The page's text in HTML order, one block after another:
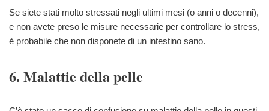
Se siete stati molto stressati negli ultimi mesi (o anni o decenni),
e non avete preso le misure necessarie per controllare lo stress,
è probabile che non disponete di un intestino sano.
6. Malattie della pelle